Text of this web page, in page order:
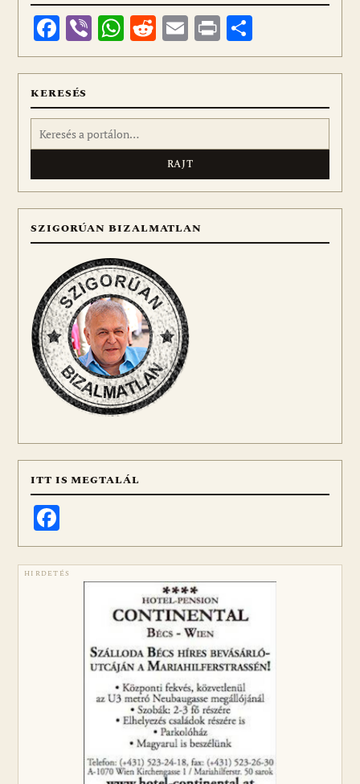
Facebook
ViberWhatsApp
Reddit
Email
Print
meg
KERESÉS
Keresés:
SZIGORÚAN BIZALMATLAN
ITT IS MEGTALÁL
HIRDETÉS